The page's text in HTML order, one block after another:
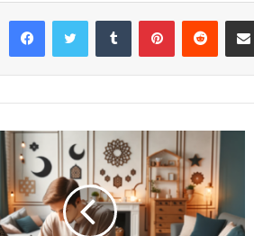
FacebookTwitter Tumblr PinterestReddit